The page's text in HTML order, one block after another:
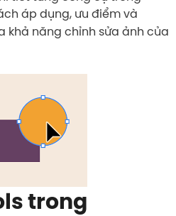
áp dụng, ưu điểm và
khả năng chỉnh sửa ảnh của
trong